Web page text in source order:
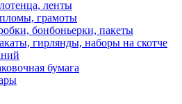
ленты
грамоты
бонбоньерки, пакеты
гирлянды, наборы на скотче
бумага